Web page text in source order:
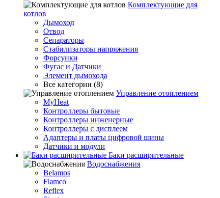
Комплектующие для
котлов
Дымоход
Отвод
Сепараторы
Стабилизаторы напряжения
Форсунки
Фугас и Датчики
Элемент дымохода
Все категории (8)
Управление отоплением
MyHeat
Контроллеры бытовые
Контроллеры инженерные
Контроллеры с дисплеем
Адаптеры и платы цифровой шины
Датчики и модули
Баки расширительные
Водоснабжения
Belamos
Flamco
Reflex